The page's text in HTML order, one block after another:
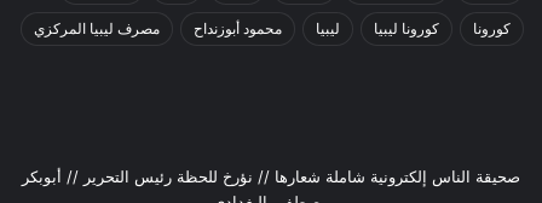
كورونا كورونا ليبيا ليبيا محمود أبوزنداح مصرف ليبيا المركزي
صحيقة الناس إلكترونية شاملة شعارها // نؤرخ للحظة رئيس التحرير // أبوبكر